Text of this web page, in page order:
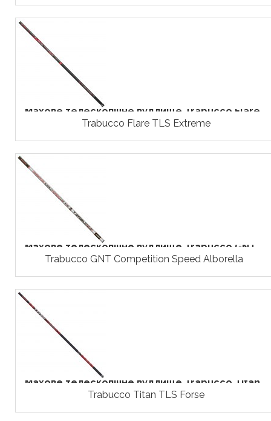
Махове телескопічне вудлище Trabucco Flare...
Trabucco Flare TLS Extreme
Махове телескопічне вудлище Trabucco GNT...
Trabucco GNT Competition Speed Alborella
Махове телескопічне вудлище Trabucco Titan...
Trabucco Titan TLS Forse